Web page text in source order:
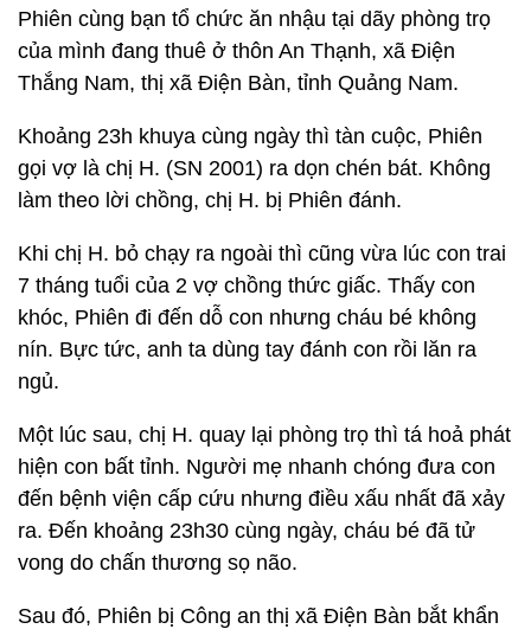
Phiên cùng bạn tổ chức ăn nhậu tại dãy phòng trọ
của mình đang thuê ở thôn An Thạnh, xã Điện
Thắng Nam, thị xã Điện Bàn, tỉnh Quảng Nam.
Khoảng 23h khuya cùng ngày thì tàn cuộc, Phiên
gọi vợ là chị H. (SN 2001) ra dọn chén bát. Không
làm theo lời chồng, chị H. bị Phiên đánh.
Khi chị H. bỏ chạy ra ngoài thì cũng vừa lúc con trai
7 tháng tuổi của 2 vợ chồng thức giấc. Thấy con
khóc, Phiên đi đến dỗ con nhưng cháu bé không
nín. Bực tức, anh ta dùng tay đánh con rồi lăn ra
ngủ.
Một lúc sau, chị H. quay lại phòng trọ thì tá hoả phát
hiện con bất tỉnh. Người mẹ nhanh chóng đưa con
đến bệnh viện cấp cứu nhưng điều xấu nhất đã xảy
ra. Đến khoảng 23h30 cùng ngày, cháu bé đã tử
vong do chấn thương sọ não.
Sau đó, Phiên bị Công an thị xã Điện Bàn bắt khẩn